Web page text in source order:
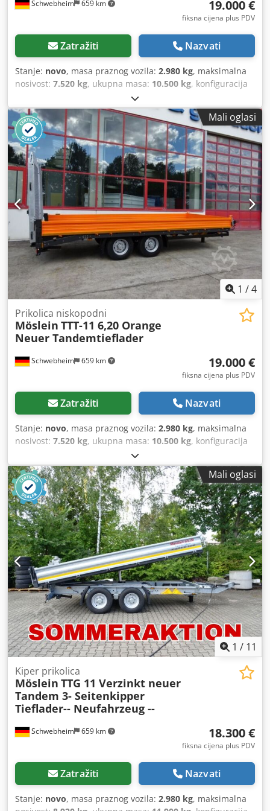
točnost svih navedenih podataka.
Schwebheim 659 km 19.000 €
fiksna cijena plus PDV
Zatražiti Nazvati
Stanje: novo, masa praznog vozila: 2.980 kg, maksimalna
nosivost: 7.520 kg, ukupna masa: 10.500 kg, konfiguracija
, duljina prostora za utovar:
širina utovarnog prostora:2.480 mm, ovjes:čelik,
dimenzija gume: 245 / 70 R 17,5, međuosovinski razmak:
990 mm, boja:drugo, vrsta prijenosa:drugo, veličina
prednje gume:245 / 70 R 17,5, veličina stražnje gume:245
/ 70 R 17,5, vozačeva kabina:drugo, emisijska klasa:
nijedan, gorivo:biodizel, Oprema: ABS, komprimirani
zračni kočioni sustav,
Mali oglasi
1 /4
Schwebheim 659 km
Prikolica niskopodni
Möslein TTT-11 6,20 Orange
Neuer Tandemtieflader
19.000 €
fiksna cijena plus PDV
Zatražiti Nazvati
Stanje: novo, masa praznog vozila: 2.980 kg, maksimalna
nosivost: 7.520 kg, ukupna masa: 10.500 kg, konfiguracija
, duljina prostora za utovar:
širina utovarnog prostora:2.480 mm, ovjes:čelik,
dimenzija gume:245 / 70 R 17,5, međuosovinski razmak:
990 mm, boja:drugo, vrsta prijenosa:drugo, veličina
prednje gume:245 / 70 R 17,5, veličina stražnje gume:245
/ 70 R 17,5, vozačeva kabina:drugo, emisijska klasa:
nijedan, gorivo:biodizel, Oprema:ABS, komprimirani
zračni kočioni sustav,
Mali oglasi
1 / 11
Schwebheim 659 km
Kiper prikolica
Möslein TTG 11 Verzinkt neuer
Tandem 3- Seitenkipper
Tieflader-- Neufahrzeug --
18.300 €
fiksna cijena plus PDV
Zatražiti Nazvati
Stanje: novo, masa praznog vozila: 2.980 kg, maksimalna